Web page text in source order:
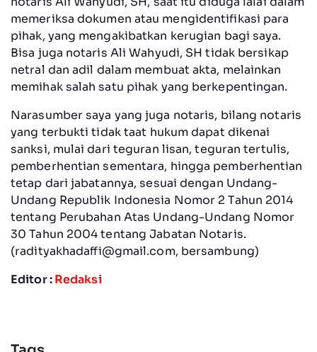
memeriksa dokumen atau mengidentifikasi para
pihak, yang mengakibatkan kerugian bagi saya.
Bisa juga notaris Ali Wahyudi, SH tidak bersikap
netral dan adil dalam membuat akta, melainkan
memihak salah satu pihak yang berkepentingan.
Narasumber saya yang juga notaris, bilang notaris
yang terbukti tidak taat hukum dapat dikenai
sanksi, mulai dari teguran lisan, teguran tertulis,
pemberhentian sementara, hingga pemberhentian
tetap dari jabatannya, sesuai dengan Undang-
Undang Republik Indonesia Nomor 2 Tahun 2014
tentang Perubahan Atas Undang-Undang Nomor
30 Tahun 2004 tentang Jabatan Notaris.
(radityakhadaffi@gmail.com, bersambung)
Editor :Redaksi